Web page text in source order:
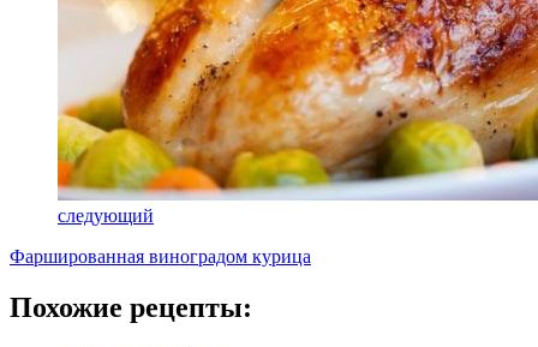
следующий
Фаршированная виноградом курица
Похожие рецепты: